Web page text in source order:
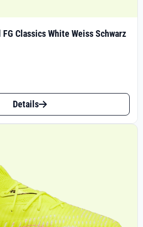
Classics White Weiss Schwarz
Details